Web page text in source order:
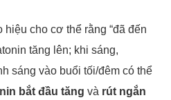
hiệu cho cơ thể rằng “đã đến
tăng lên; khi sáng,
sáng vào buổi tối/đêm có thể
bắt đầu tăng và rút ngắn